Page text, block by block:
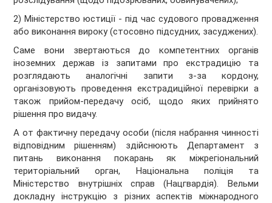
2) Міністерство юстиції - під час судового провадження
або виконання вироку (стосовно підсудних, засуджених).
Саме вони звертаються до компетентних органів
іноземних держав із запитами про екстрадицію та
розглядають аналогічні запити з-за кордону,
організовують проведення екстрадиційної перевірки а
також прийом-передачу осіб, щодо яких прийнято
рішення про видачу.
А от фактичну передачу особи (після набрання чинності
відповідним рішенням) здійснюють Департамент з
питань виконання покарань як міжрегіональний
територіальний орган, Національна поліція та
Міністерство внутрішніх справ (Нацгвардія). Вельми
докладну інструкцію з різних аспектів міжнародного